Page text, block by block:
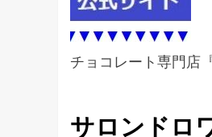
チョコレート専門店
サロンドロ